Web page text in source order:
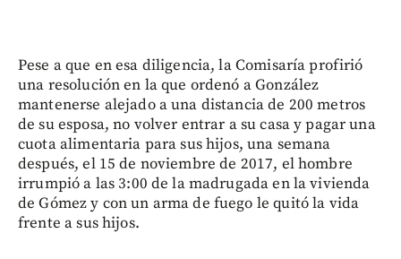
Pese a que en esa diligencia, la Comisaría profirió
una resolución en la que ordenó a González
mantenerse alejado a una distancia de 200 metros
de su esposa, no volver entrar a su casa y pagar una
cuota alimentaria para sus hijos, una semana
después, el 15 de noviembre de 2017, el hombre
irrumpió a las 3:00 de la madrugada en la vivienda
de Gómez y con un arma de fuego le quitó la vida
frente a sus hijos.